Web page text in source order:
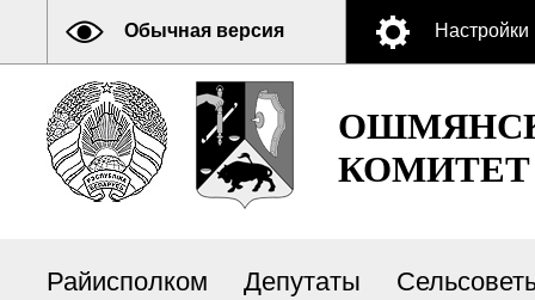
Обычная версия Настройки
КОМИТЕТ
Райисполком Депутаты